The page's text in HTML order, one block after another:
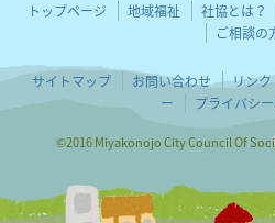
トップページ 地域福祉 社協とは？
ご相談の
サイトマップ お問い合わせ リンク
ー
プライバシ
©2016 Miyakonojo City Council Of